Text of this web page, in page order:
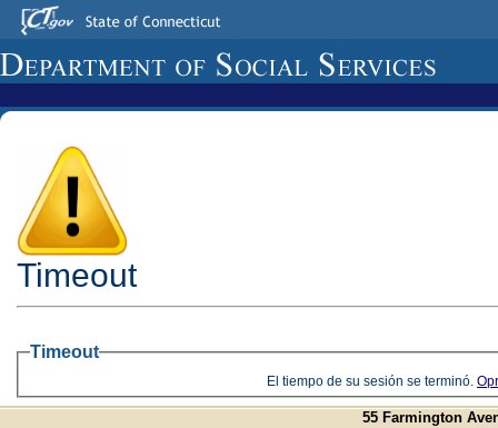
Timeout
Timeout
El tiempo de su sesión se terminó.
55 Farmington